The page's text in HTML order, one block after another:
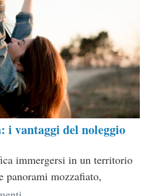
vantaggi del noleggio
immergersi in un territorio
panorami mozzafiato,